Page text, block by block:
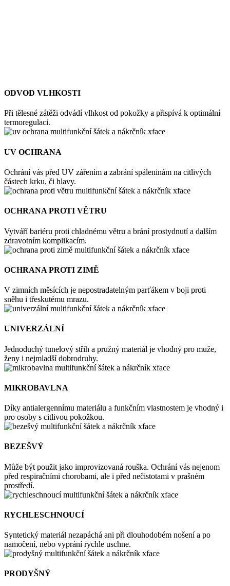
ODVOD VLHKOSTI
Při tělesné zátěži odvádí vlhkost od pokožky a přispívá k optimální
termoregulaci.
UV OCHRANA
Ochrání vás před UV zářením a zabrání spáleninám na citlivých
částech krku, či hlavy.
OCHRANA PROTI VĚTRU
Vytváří bariéru proti chladnému větru a brání prostydnutí a dalším
zdravotním komplikacím.
OCHRANA PROTI ZIMĚ
V zimních měsících je nepostradatelným parťákem v boji proti
sněhu i třeskutému mrazu.
UNIVERZÁLNÍ
Jednoduchý tunelový střih a pružný materiál je vhodný pro muže,
ženy i nejmladší dobrodruhy.
MIKROBAVLNA
Díky antialergennímu materiálu a funkčním vlastnostem je vhodný i
pro osoby s citlivou pokožkou.
BEZEŠVÝ
Může být použit jako improvizovaná rouška. Ochrání vás nejenom
před respiračními chorobami, ale i před nečistotami v prašném
prostředí.
RYCHLESCHNOUCÍ
Syntetický materiál nezapáchá ani při dlouhodobém nošení a po
namočení, nebo vyprání rychle uschne.
PRODYŠNÝ